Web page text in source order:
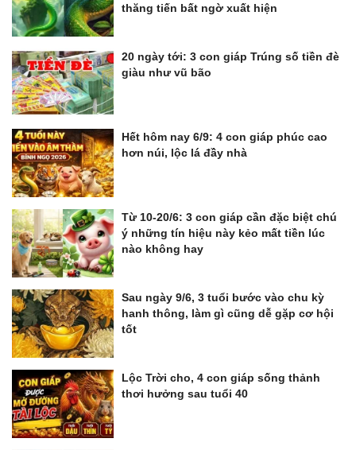
thăng tiến bất ngờ xuất hiện
20 ngày tới: 3 con giáp Trúng số tiền đè
giàu như vũ bão
Hết hôm nay 6/9: 4 con giáp phúc cao
hơn núi, lộc lá đầy nhà
Từ 10-20/6: 3 con giáp cần đặc biệt chú
ý những tín hiệu này kẻo mất tiền lúc
nào không hay
Sau ngày 9/6, 3 tuổi bước vào chu kỳ
hanh thông, làm gì cũng dễ gặp cơ hội
tốt
Lộc Trời cho, 4 con giáp sống thảnh
thơi hưởng sau tuổi 40